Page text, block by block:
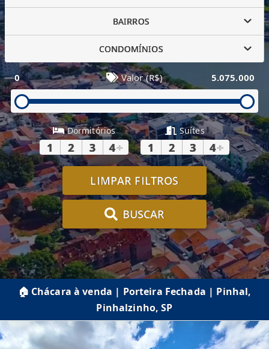
BAIRROS
CONDOMÍNIOS
0 Valor (R$) 5.075.000
Dormitórios
1 2 3 4+
Suítes
1 2 3 4+
LIMPAR FILTROS
BUSCAR
🏠 Chácara à venda | Porteira Fechada | Pinhal,
Pinhalzinho, SP